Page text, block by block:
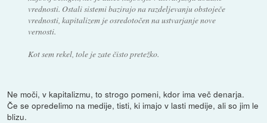
vrednosti. Ostali sistemi bazirajo na razdeljevanju obstoječe
vrednosti, kapitalizem je osredotočen na ustvarjanje nove
vernosti.
Kot sem rekel, tole je zate čisto pretežko.
Ne moči, v kapitalizmu, to strogo pomeni, kdor ima več denarja.
Če se opredelimo na medije, tisti, ki imajo v lasti medije, ali so jim le
blizu.